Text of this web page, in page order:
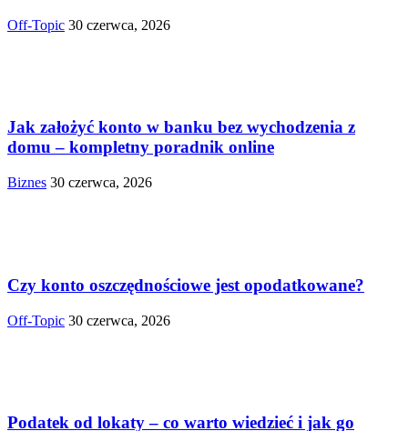
Off-Topic 30 czerwca, 2026
Jak założyć konto w banku bez wychodzenia z
domu – kompletny poradnik online
Biznes 30 czerwca, 2026
Czy konto oszczędnościowe jest opodatkowane?
Off-Topic 30 czerwca, 2026
Podatek od lokaty – co warto wiedzieć i jak go